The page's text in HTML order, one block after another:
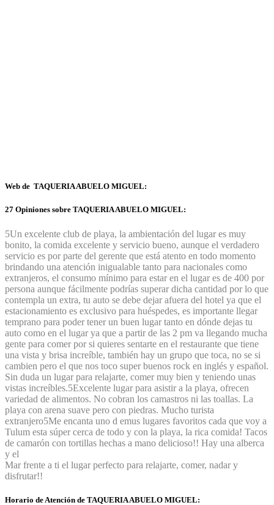
Web de TAQUERIA ABUELO MIGUEL:
27 Opiniones sobre TAQUERIA ABUELO MIGUEL:
5Un excelente club de playa, la ambientación del lugar es muy
bonito, la comida excelente y servicio bueno, aunque el verdadero
servicio es por parte del gerente que está atento en todo momento
brindando una atención inigualable tanto para nacionales como
extranjeros, el consumo mínimo para estar en el lugar es de 400 por
persona aunque fácilmente podrías superar dicha cantidad por lo que
contempla un extra, tu auto se debe dejar afuera del hotel ya que el
estacionamiento es exclusivo para huéspedes, es importante llegar
temprano para poder tener un buen lugar tanto en dónde dejas tu
auto como en el lugar ya que a partir de las 2 pm va llegando mucha
gente para comer por si quieres sentarte en el restaurante que tiene
una vista y brisa increíble, también hay un grupo que toca, no se si
cambien pero el que nos toco super buenos rock en inglés y español.
Sin duda un lugar para relajarte, comer muy bien y teniendo unas
vistas increíbles.5Excelente lugar para asistir a la playa, ofrecen
variedad de alimentos. No cobran los camastros ni las toallas. La
playa con arena suave pero con piedras. Mucho turista
extranjero5Me encanta uno d emus lugares favoritos cada que voy a
Tulum esta súper cerca de todo y con la playa, la rica comida! Tacos
de camarón con tortillas hechas a mano delicioso!! Hay una alberca
y el
Mar frente a ti el lugar perfecto para relajarte, comer, nadar y
disfrutar!!
Horario de Atención de TAQUERIA ABUELO MIGUEL: